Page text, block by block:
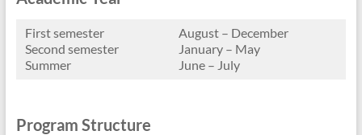
First semester
Second semester
Summer
August – December
January – May
June – July
Program Structure